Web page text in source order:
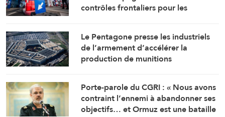
contrôles frontaliers pour les
Le Pentagone presse les industriels
de l’armement d’accélérer la
production de munitions
Porte-parole du CGRI : « Nous avons
contraint l’ennemi à abandonner ses
objectifs… et Ormuz est une bataille